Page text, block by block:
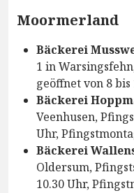
Moormerland
Bäckerei
1 in
geöffnet von 8 bis
Bäckerei
Veenhusen,
Uhr,
Bäckerei
Oldersum,
10.30 Uhr,